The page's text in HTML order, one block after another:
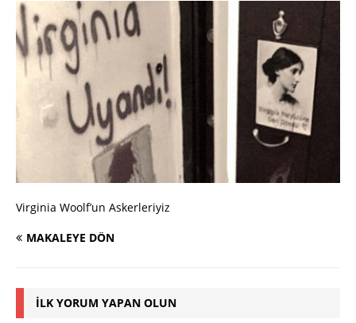
Virginia Woolf’un Askerleriyiz
MAKALEYE DÖN
İLK YORUM YAPAN OLUN